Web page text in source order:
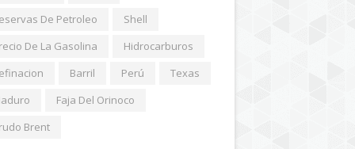
De Petroleo
Shell
De La Gasolina
Hidrocarburos
Barril Perú
Texas
Faja Del Orinoco
Brent